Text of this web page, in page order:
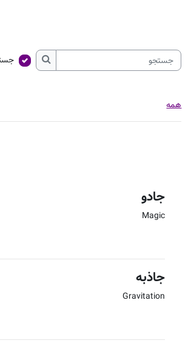
جستجو جستجو
همه
جادو
Magic
جاذبه
Gravitation